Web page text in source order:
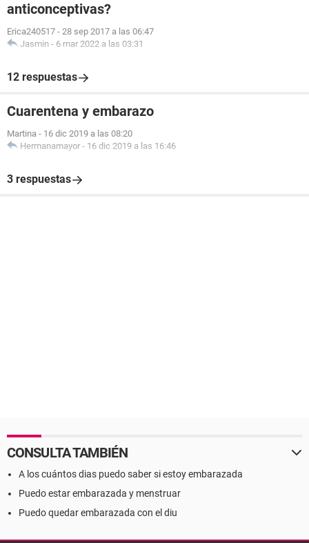
anticonceptivas?
Erica240517 - 28 sep 2017 a las 06:47
Jasmin - 6 mar 2022 a las 03:31
12 respuestas
Cuarentena y embarazo
Martina - 16 dic 2019 a las 08:20
Hermanamayor - 16 dic 2019 a las 16:46
3 respuestas
CONSULTA TAMBIÉN
A los cuántos dias puedo saber si estoy embarazada
Puedo estar embarazada y menstruar
Puedo quedar embarazada con el diu